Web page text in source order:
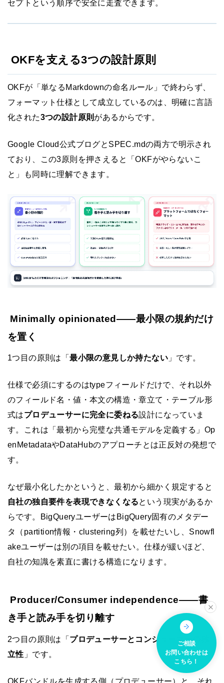
セプトという順序で安全に走査できます。
OKFを支える3つの設計原則
OKFが「単なるMarkdownの命名ルール」で終わらず、
フォーマット仕様として成立しているのは、明確に言語
化された3つの設計原則 があるからです。
Google Cloud公式ブログとSPEC.mdの両方で明示され
ており、この3原則を押さえると「OKFがやらないこ
と」も同時に理解できます。
Minimally opinionated——最小限の規約だけ
を置く
1つ目の原則は「最小限の意見しか持たない 」です。
仕様で必須にするのはtypeフィールドだけで、それ以外
のフィールド名・値・本文の構造・章立て・テーブル形
式はプロデューサーに完全に委ねる設計になっていま
す。これは「最初から完璧な共通モデルを定義する」Op
enMetadataやDataHubのアプローチとは正反対の発想で
す。
なぜ最小化したかというと、最初から細かく規定すると
自社の独自要件を表現できなくなるという現実があるか
らです。BigQueryユーザーはBigQuery固有のメタデー
タ（partition情報・clustering列）を載せたいし、Snowfl
akeユーザーは別の項目を載せたい。仕様が緩いほど、
自社の知識を素直に書ける構造になります。
Producer/Consumer independence——書
き手と読み手を切り離す
2つ目の原則は「 プロデューサーとコンシューマーの独
立性 」です。
OKFバンドルを生成する側（プロデューサー）と、それ
ご相談
お問い合わせは
こちら！